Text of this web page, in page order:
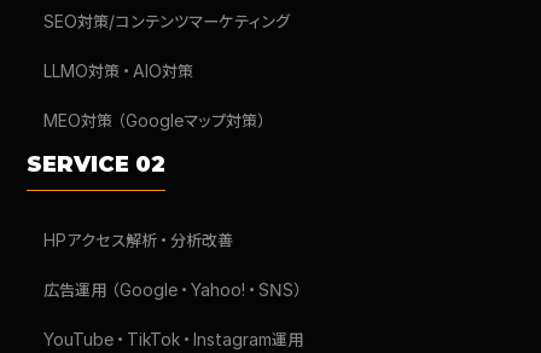
SEO対策/コンテンツマーケティング
LLMO対策・AIO対策
MEO対策（Googleマップ対策）
SERVICE 02
HPアクセス解析・分析改善
広告運用（Google・Yahoo!・SNS）
YouTube・TikTok・Instagram運用